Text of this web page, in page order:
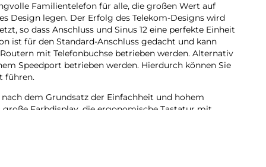
Familientelefon für alle, die großen Wert auf
Design legen. Der Erfolg des Telekom-Designs wird
so dass Anschluss und Sinus 12 eine perfekte Einheit
ist für den Standard-Anschluss gedacht und kann
mit Telefonbuchse betrieben werden. Alternativ
Speedport betrieben werden. Hierdurch können Sie
führen.
dem Grundsatz der Einfachheit und hohem
Farbdisplay, die ergonomische Tastatur mit